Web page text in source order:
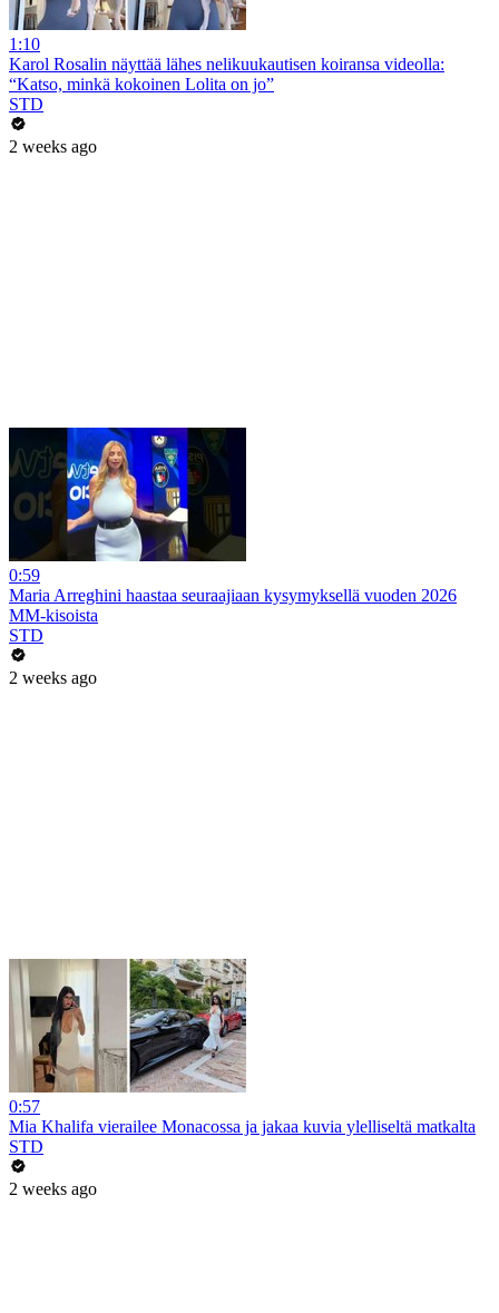
1:10
Karol Rosalin näyttää lähes nelikuukautisen koiransa videolla:
“Katso, minkä kokoinen Lolita on jo”
STD
2 weeks ago
0:59
Maria Arreghini haastaa seuraajiaan kysymyksellä vuoden 2026
MM-kisoista
STD
2 weeks ago
0:57
Mia Khalifa vierailee Monacossa ja jakaa kuvia ylelliseltä matkalta
STD
2 weeks ago